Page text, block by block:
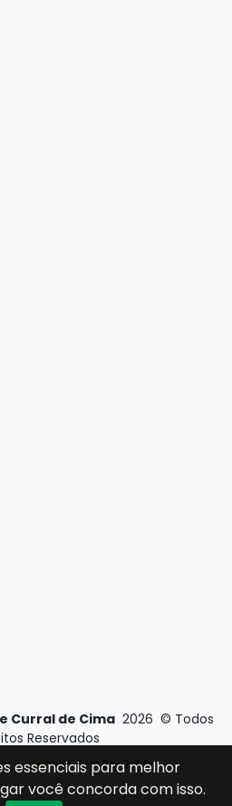
Curral de Cima 2026 © Todos
Reservados
E-Ticons| Versão: 2.4.0
essenciais para melhor
você concorda com isso.